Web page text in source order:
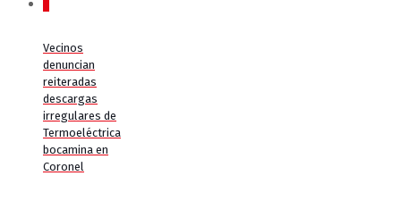
Vecinos
denuncian
reiteradas
descargas
irregulares de
Termoeléctrica
bocamina en
Coronel